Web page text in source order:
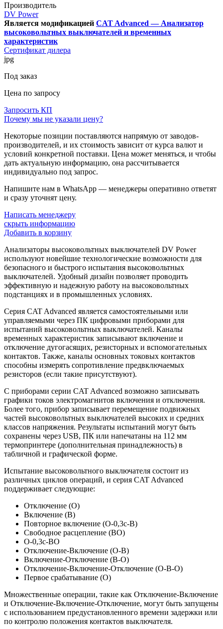
Производитель
DV Power
Является модификацией CAT Advanced — Анализатор
высоковольтных выключателей и временных
характеристик
Сертификат дилера
jpg
Под заказ
Цена по запросу
Запросить КП
Почему мы не указали цену?
Некоторые позиции поставляются напрямую от заводов-
производителей, и их стоимость зависит от курса валют и
условий конкретной поставки. Цена может меняться, и чтобы
дать актуальную информацию, она рассчитывается
индивидуально под запрос.
Напишите нам в WhatsApp — менеджеры оперативно ответят
и сразу уточнят цену.
Написать менеджеру
скрыть информацию
Добавить в корзину
Анализаторы высоковольтных выключателей DV Power
используют новейшие технологические возможности для
безопасного и быстрого испытания высоковольтных
выключателей. Удобный дизайн позволяет проводить
эффективную и надежную работу на высоковольтных
подстанциях и в промышленных условиях.
Серия CAT Advanced является самостоятельными или
управляемыми через ПК цифровыми приборами для
испытаний высоковольтных выключателей. Каналы
временных характеристик записывают включение и
отключение дугогасящих, резисторных и вспомогательных
контактов. Также, каналы основных токовых контактов
способны измерять сопротивление предвключаемых
резисторов (если такие присутствуют).
С приборами серии CAT Advanced возможно записывать
графики токов электромагнитов включения и отключения.
Более того, прибор записывает перемещение подвижных
частей высоковольтных выключателей высоких и средних
классов напряжения. Результаты испытаний могут быть
сохранены через USB, ПК или напечатаны на 112 мм
термопринтере (дополнительная принадлежность) в
табличной и графической форме.
Испытание высоковольтного выключателя состоит из
различных циклов операций, и серия CAT Advanced
поддерживает следующие:
Отключение (O)
Включение (В)
Повторное включение (O-0,3с-В)
Свободное расцепление (ВO)
O-0,3с-ВO
Отключение-Включение (O-В)
Включение-Отключение (В-O)
Отключение-Включение-Отключение (O-В-O)
Первое срабатывание (O)
Множественные операции, такие как Отключение-Включение
и Отключение-Включение-Отключение, могут быть запущены
с использованием предустановленного времени задержки или
по контролю положения контактов выключателя.